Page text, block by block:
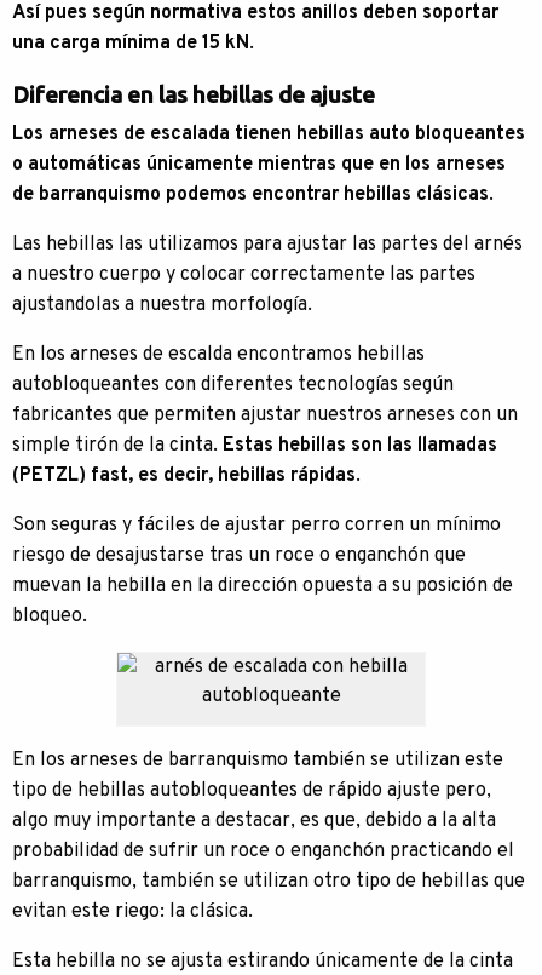
Así pues según normativa estos anillos deben soportar
una carga mínima de 15 kN.
Diferencia en las hebillas de ajuste
Los arneses de escalada tienen hebillas auto bloqueantes
o automáticas únicamente mientras que en los arneses
de barranquismo podemos encontrar hebillas clásicas.
Las hebillas las utilizamos para ajustar las partes del arnés
a nuestro cuerpo y colocar correctamente las partes
ajustandolas a nuestra morfología.
En los arneses de escalda encontramos hebillas
autobloqueantes con diferentes tecnologías según
fabricantes que permiten ajustar nuestros arneses con un
simple tirón de la cinta. Estas hebillas son las llamadas
(PETZL) fast, es decir, hebillas rápidas.
Son seguras y fáciles de ajustar perro corren un mínimo
riesgo de desajustarse tras un roce o enganchón que
muevan la hebilla en la dirección opuesta a su posición de
bloqueo.
En los arneses de barranquismo también se utilizan este
tipo de hebillas autobloqueantes de rápido ajuste pero,
algo muy importante a destacar, es que, debido a la alta
probabilidad de sufrir un roce o enganchón practicando el
barranquismo, también se utilizan otro tipo de hebillas que
evitan este riego: la clásica.
Esta hebilla no se ajusta estirando únicamente de la cinta